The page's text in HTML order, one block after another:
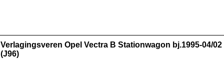
Verlagingsveren Opel Vectra B Stationwagon bj.1995-04/02
(J96)